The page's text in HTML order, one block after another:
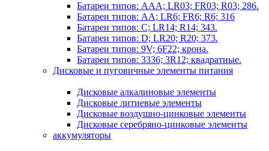
Батареи типов: AAA; LR03; FR03; R03; 286.
Батареи типов: AA; LR6; FR6; R6; 316
Батареи типов: C; LR14; R14; 343.
Батареи типов: D; LR20; R20; 373.
Батареи типов: 9V; 6F22; крона.
Батареи типов: 3336; 3R12; квадратные.
Дисковые и пуговичные элементы питания
Дисковые алкалиновые элементы
Дисковые литиевые элементы
Дисковые воздушно-цинковые элементы
Дисковые серебряно-цинковые элементы
аккумуляторы